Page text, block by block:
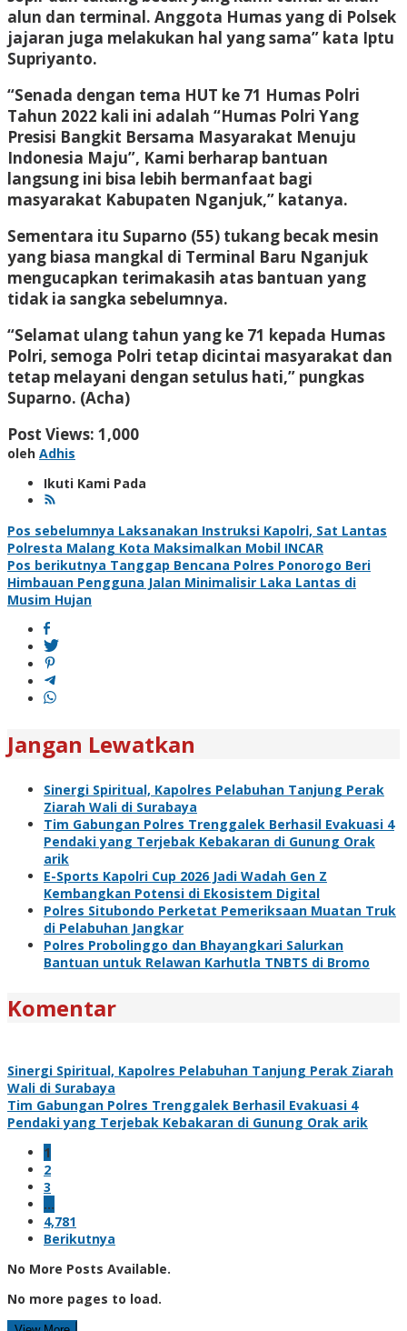
alun dan terminal. Anggota Humas yang di Polsek
jajaran juga melakukan hal yang sama” kata Iptu
Supriyanto.
“Senada dengan tema HUT ke 71 Humas Polri
Tahun 2022 kali ini adalah “Humas Polri Yang
Presisi Bangkit Bersama Masyarakat Menuju
Indonesia Maju”, Kami berharap bantuan
langsung ini bisa lebih bermanfaat bagi
masyarakat Kabupaten Nganjuk,” katanya.
Sementara itu Suparno (55) tukang becak mesin
yang biasa mangkal di Terminal Baru Nganjuk
mengucapkan terimakasih atas bantuan yang
tidak ia sangka sebelumnya.
“Selamat ulang tahun yang ke 71 kepada Humas
Polri, semoga Polri tetap dicintai masyarakat dan
tetap melayani dengan setulus hati,” pungkas
Suparno. (Acha)
Post Views: 1,000
oleh Adhis
Ikuti Kami Pada
Navigasi
pos
Pos sebelumnya Laksanakan Instruksi Kapolri, Sat Lantas
Polresta Malang Kota Maksimalkan Mobil INCAR
Pos berikutnya Tanggap Bencana Polres Ponorogo Beri
Himbauan Pengguna Jalan Minimalisir Laka Lantas di
Musim Hujan
Jangan Lewatkan
Sinergi Spiritual, Kapolres Pelabuhan Tanjung Perak
Ziarah Wali di Surabaya
Tim Gabungan Polres Trenggalek Berhasil Evakuasi 4
Pendaki yang Terjebak Kebakaran di Gunung Orak
arik
E-Sports Kapolri Cup 2026 Jadi Wadah Gen Z
Kembangkan Potensi di Ekosistem Digital
Polres Situbondo Perketat Pemeriksaan Muatan Truk
di Pelabuhan Jangkar
Polres Probolinggo dan Bhayangkari Salurkan
Bantuan untuk Relawan Karhutla TNBTS di Bromo
Komentar
Sinergi Spiritual, Kapolres Pelabuhan Tanjung Perak Ziarah
Wali di Surabaya
Tim Gabungan Polres Trenggalek Berhasil Evakuasi 4
Pendaki yang Terjebak Kebakaran di Gunung Orak arik
1
2
3
…
4,781
Berikutnya
No More Posts Available.
No more pages to load.